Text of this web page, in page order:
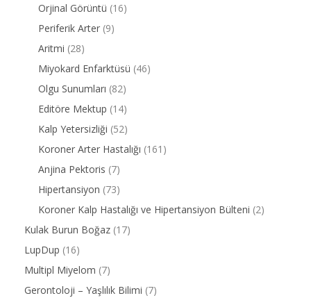
Orjinal Görüntü (16)
Periferik Arter (9)
Aritmi (28)
Miyokard Enfarktüsü (46)
Olgu Sunumları (82)
Editöre Mektup (14)
Kalp Yetersizliği (52)
Koroner Arter Hastalığı (161)
Anjina Pektoris (7)
Hipertansiyon (73)
Koroner Kalp Hastalığı ve Hipertansiyon Bülteni (2)
Kulak Burun Boğaz (17)
LupDup (16)
Multipl Miyelom (7)
Gerontoloji – Yaşlılık Bilimi (7)